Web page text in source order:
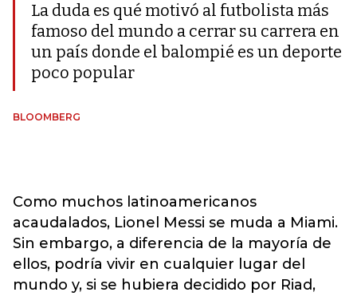
La duda es qué motivó al futbolista más
famoso del mundo a cerrar su carrera en
un país donde el balompié es un deporte
poco popular
BLOOMBERG
Como muchos latinoamericanos
acaudalados, Lionel Messi se muda a Miami.
Sin embargo, a diferencia de la mayoría de
ellos, podría vivir en cualquier lugar del
mundo y, si se hubiera decidido por Riad,